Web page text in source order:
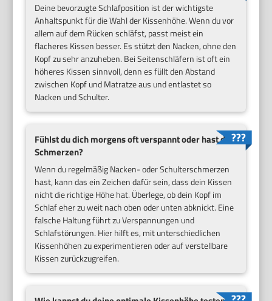
Deine bevorzugte Schlafposition ist der wichtigste
Anhaltspunkt für die Wahl der Kissenhöhe. Wenn du vor
allem auf dem Rücken schläfst, passt meist ein
flacheres Kissen besser. Es stützt den Nacken, ohne den
Kopf zu sehr anzuheben. Bei Seitenschläfern ist oft ein
höheres Kissen sinnvoll, denn es füllt den Abstand
zwischen Kopf und Matratze aus und entlastet so
Nacken und Schulter.
Fühlst du dich morgens oft verspannt oder hast du
Schmerzen?
Wenn du regelmäßig Nacken- oder Schulterschmerzen
hast, kann das ein Zeichen dafür sein, dass dein Kissen
nicht die richtige Höhe hat. Überlege, ob dein Kopf im
Schlaf eher zu weit nach oben oder unten abknickt. Eine
falsche Haltung führt zu Verspannungen und
Schlafstörungen. Hier hilft es, mit unterschiedlichen
Kissenhöhen zu experimentieren oder auf verstellbare
Kissen zurückzugreifen.